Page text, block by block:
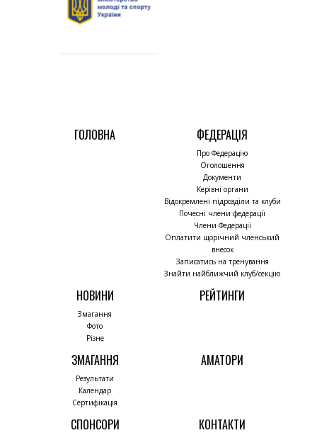
ГОЛОВНА ФЕДЕРАЦІЯ
Про Федерацію
Оголошення
Документи
Керівні органи
Відокремлені підрозділи та клуби
Почесні члени федерації
Члени Федерації
Оплатити щорічний членський
внесок
Записатись на тренування
Знайти найближчий клуб/секцію
НОВИНИ
Змагання
Фото
Різне
РЕЙТИНГИ
ЗМАГАННЯ
Результати
Календар
Сертифікація
АМАТОРИ
СПОНСОРИ
КОНТАКТИ